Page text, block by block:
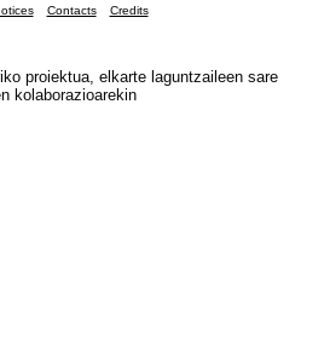
Contacts Credits
proiektua, elkarte laguntzaileen sare
kolaborazioarekin